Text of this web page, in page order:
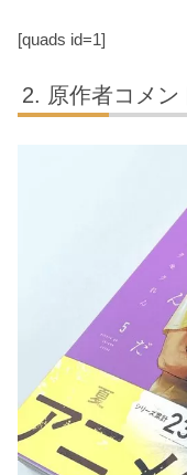
[quads id=1]
原作者コメン